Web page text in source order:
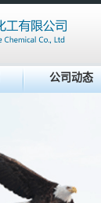
公司动态